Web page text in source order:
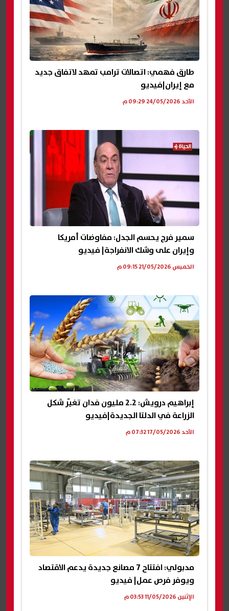
طارق فهمي: اتصالات ترامب تمهد لاتفاق جديد
مع إيران|فيديو
الأحد 24/05/2026 09:29 م
سمير فرج يحسم الجدل: مفاوضات أمريكا
وإيران على وشك الانفراجة| فيديو
الخميس 21/05/2026 09:15 م
إبراهيم درويش: 2.2 مليون فدان تغيّر شكل
الزراعة في الدلتا الجديدة|فيديو
الأحد 17/05/2026 07:32 م
مدبولي: افتتاح 7 مصانع جديدة يدعم الاقتصاد
ويوفر فرص عمل| فيديو
الإثنين 11/05/2026 03:53 م